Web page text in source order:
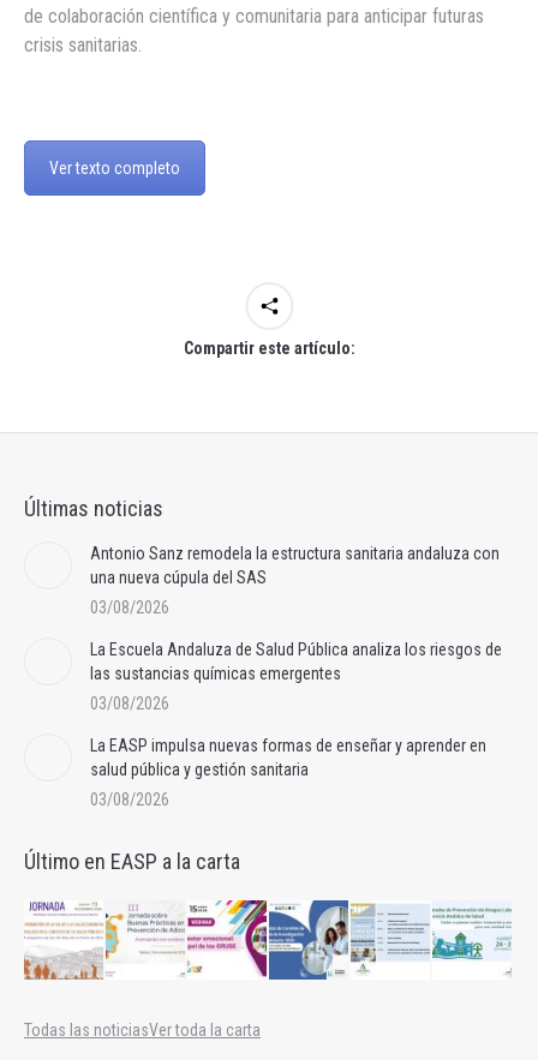
de colaboración científica y comunitaria para anticipar futuras
crisis sanitarias.
Ver texto completo
Compartir este artículo:
Últimas noticias
Antonio Sanz remodela la estructura sanitaria andaluza con
una nueva cúpula del SAS
03/08/2026
La Escuela Andaluza de Salud Pública analiza los riesgos de
las sustancias químicas emergentes
03/08/2026
La EASP impulsa nuevas formas de enseñar y aprender en
salud pública y gestión sanitaria
03/08/2026
Último en EASP a la carta
Todas las noticiasVer toda la carta